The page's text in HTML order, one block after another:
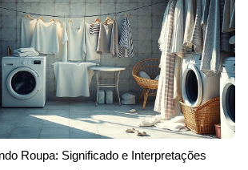
Roupa: Significado e Interpretações